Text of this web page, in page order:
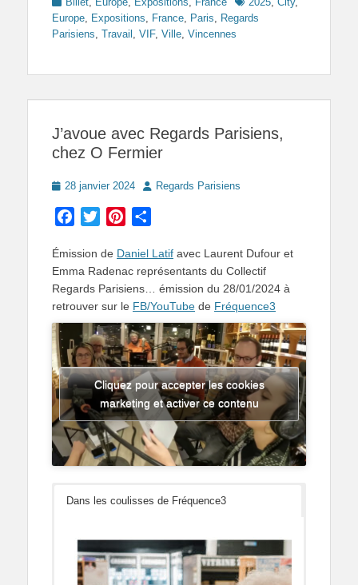
Europe Expositions France Paris
Regards
Parisiens Travail VIF, Ville Vincennes
J’avoue avec Regards Parisiens,
chez O Fermier
Posted
28 janvier 2024 AuthorRegards Parisiens
Facebook
TwitterPinterest
Émission de Daniel Latif avec Laurent Dufour et
Emma Radenac représentants du Collectif
Regards Parisiens… émission du 28/01/2024 à
retrouver sur le FB/YouTube de Fréquence3
Cliquez pour accepter les cookies
marketing et activer ce contenu
Dans les coulisses de Fréquence3